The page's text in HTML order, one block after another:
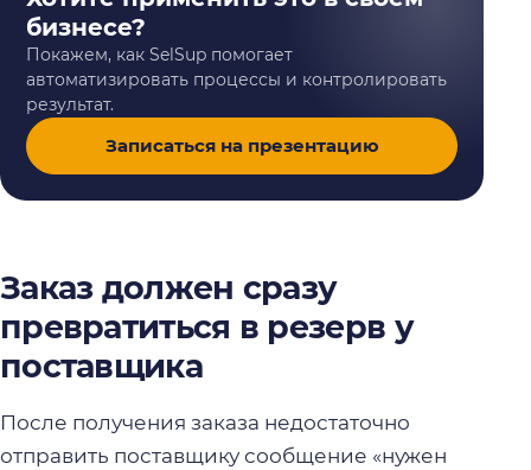
бизнесе?
Покажем, как SelSup помогает
автоматизировать процессы и контролировать
результат.
Записаться на презентацию
Заказ должен сразу
превратиться в резерв у
поставщика
После получения заказа недостаточно
отправить поставщику сообщение «нужен